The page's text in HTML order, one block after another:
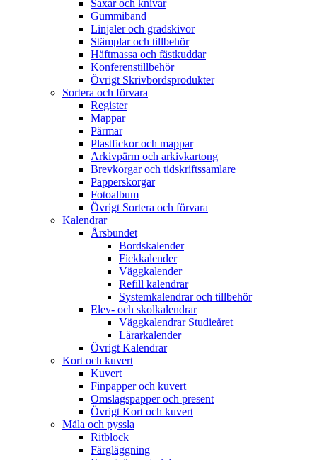
Saxar och knivar
Gummiband
Linjaler och gradskivor
Stämplar och tillbehör
Häftmassa och fästkuddar
Konferenstillbehör
Övrigt Skrivbordsprodukter
Sortera och förvara
Register
Mappar
Pärmar
Plastfickor och mappar
Arkivpärm och arkivkartong
Brevkorgar och tidskriftssamlare
Papperskorgar
Fotoalbum
Övrigt Sortera och förvara
Kalendrar
Årsbundet
Bordskalender
Fickkalender
Väggkalender
Refill kalendrar
Systemkalendrar och tillbehör
Elev- och skolkalendrar
Väggkalendrar Studieåret
Lärarkalender
Övrigt Kalendrar
Kort och kuvert
Kuvert
Finpapper och kuvert
Omslagspapper och present
Övrigt Kort och kuvert
Måla och pyssla
Ritblock
Färgläggning